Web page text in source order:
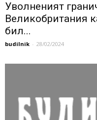
Уволненият
Великобритания
бил...
budilnik - 28/02/2024